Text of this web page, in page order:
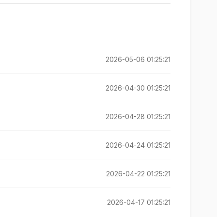
2026-05-06 01:25:21
2026-04-30 01:25:21
2026-04-28 01:25:21
2026-04-24 01:25:21
2026-04-22 01:25:21
2026-04-17 01:25:21